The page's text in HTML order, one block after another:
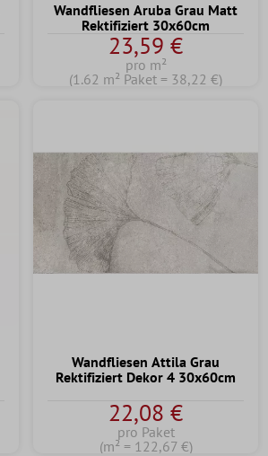
Wandfliesen Aruba Grau Matt
Rektifiziert 30x60cm
23,59 €
pro m²
(1.62 m² Paket = 38,22 €)
Wandfliesen Attila Grau
Rektifiziert Dekor 4 30x60cm
22,08 €
pro Paket
(m² = 122,67 €)